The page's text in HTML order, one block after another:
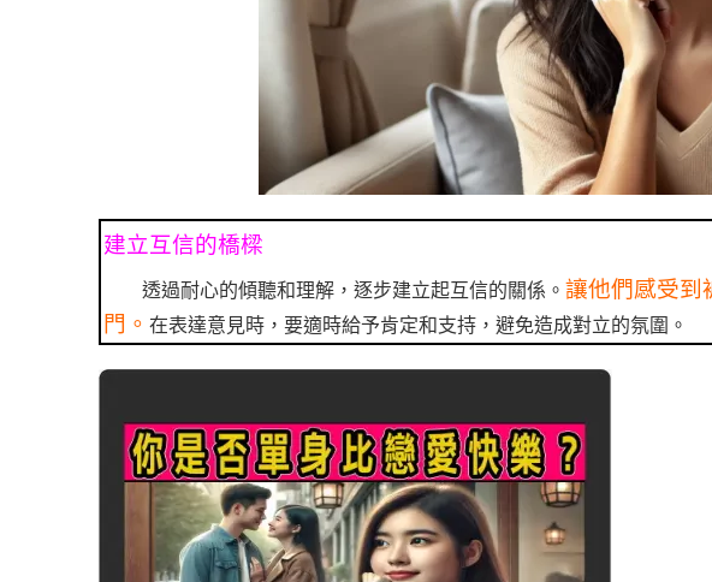
建立互信的橋樑
透過耐心的傾聽和理解，逐步建立起互信的關係。 讓他們感受到
門。 在表達意見時，要適時給予肯定和支持，避免造成對立的氛圍。